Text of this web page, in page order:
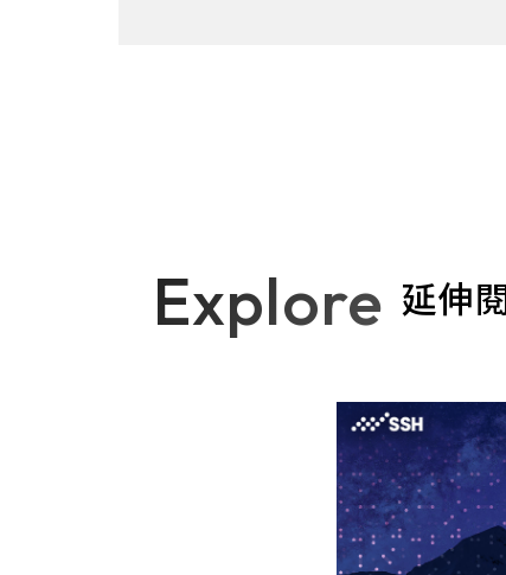
Explore 延伸